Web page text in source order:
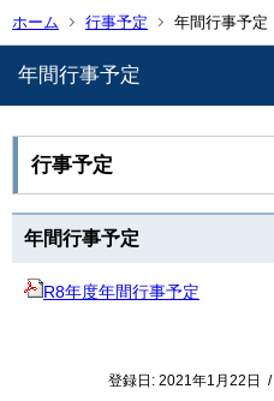
ホーム 行事予定 年間行事予定
年間行事予定
行事予定
年間行事予定
R8年度年間行事予定
登録日: 2021年1月22日 /